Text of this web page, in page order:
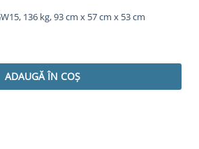
136 kg, 93 cm x 57 cm x 53 cm
ADAUGĂ ÎN COȘ